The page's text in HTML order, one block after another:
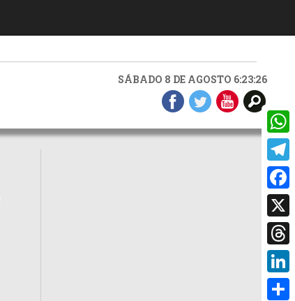
SÁBADO 8 DE AGOSTO 6:23:27
X